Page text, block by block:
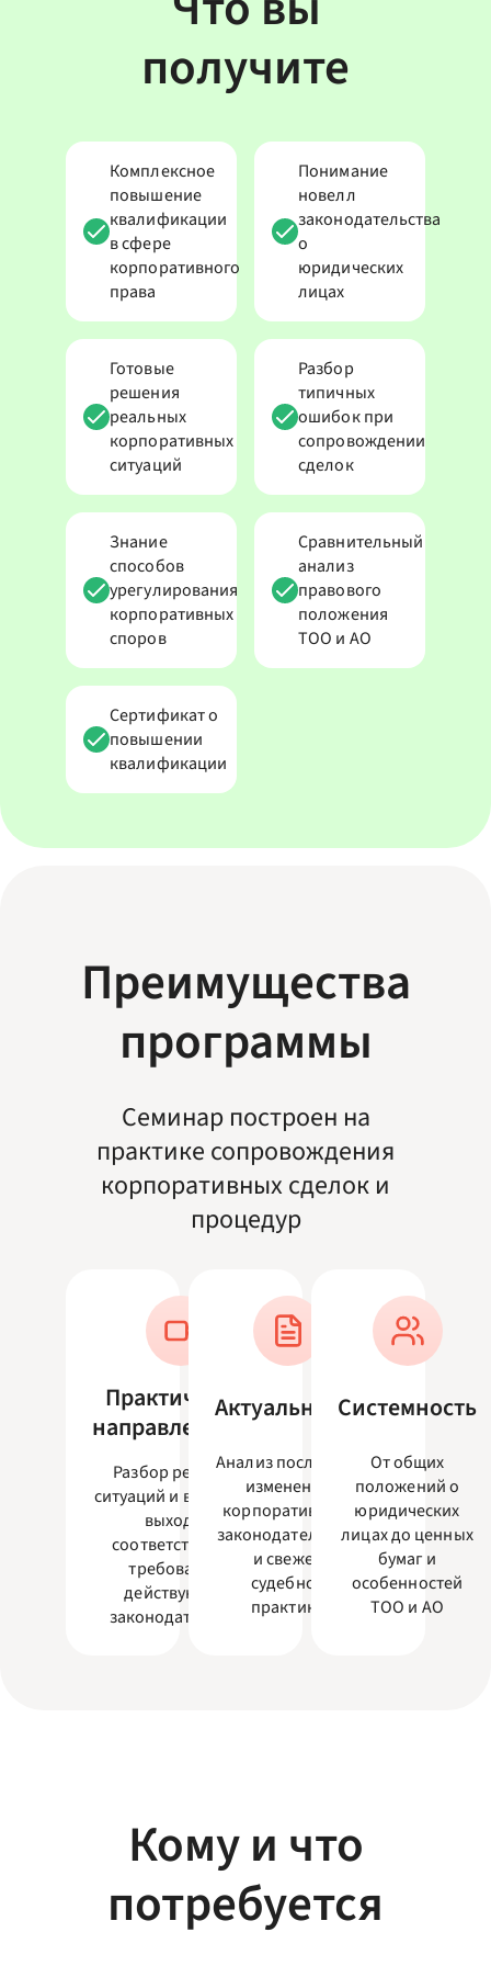
получите
Комплексное
повышение
квалификации
в сфере
корпоративного
права
Понимание
новелл
законодательства
о
юридических
лицах
Готовые
решения
реальных
корпоративных
ситуаций
Разбор
типичных
ошибок при
сопровождении
сделок
Знание
способов
урегулирования
корпоративных
споров
Сравнительный
анализ
правового
положения
ТОО и АО
Сертификат о
повышении
квалификации
Преимущества
программы
Семинар построен на
практике сопровождения
корпоративных сделок и
процедур
Практическая
направленность
Разбор реальных
ситуаций и выработка
выходов,
соответствующих
требованиям
действующего
законодательства
Актуальность
Анализ последних
изменений
корпоративного
законодательства
и свежей
судебной
практики
Системность
От общих
положений о
юридических
лицах до ценных
бумаг и
особенностей
ТОО и АО
Кому и что
потребуется